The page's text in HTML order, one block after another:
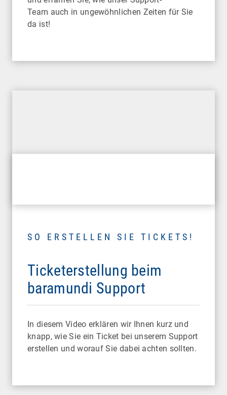
Team auch in ungewöhnlichen Zeiten für Sie
da ist!
Ticketerstellung beim
baramundi Support
SO ERSTELLEN SIE TICKETS!
In diesem Video erklären wir Ihnen kurz und
knapp, wie Sie ein Ticket bei unserem Support
erstellen und worauf Sie dabei achten sollten.